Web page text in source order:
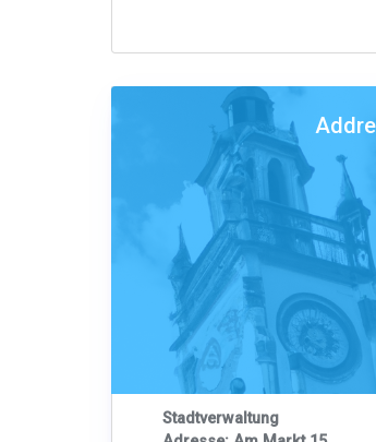
Stadtverwaltung